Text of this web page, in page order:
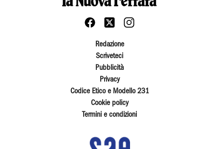
Redazione
Scriveteci
Pubblicità
Privacy
Codice Etico e Modello 231
Cookie policy
Termini e condizioni